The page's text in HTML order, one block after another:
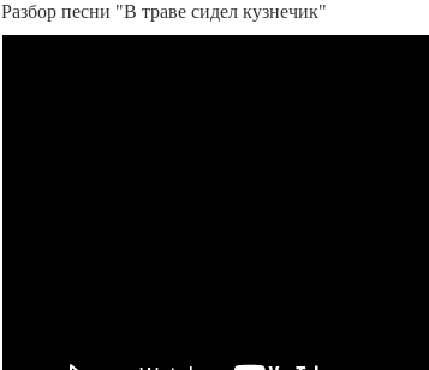
Разбор песни "В траве сидел кузнечик"